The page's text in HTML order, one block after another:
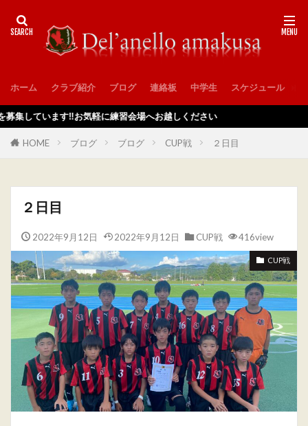
ホーム クラブ紹介 ブログ 連絡板 中学生 スケジュール
ます‼️お気軽に練習会場へお越しください
HOME ブログ ブログ CUP戦 ２日目
２日目
2022年9月12日 2022年9月12日 CUP戦 416view
CUP戦